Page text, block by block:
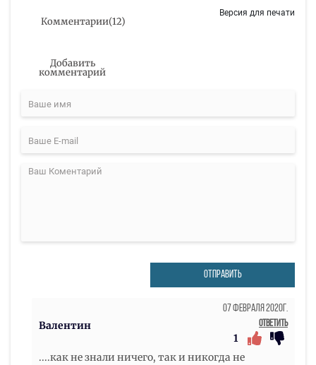
Комментарии(12)
Версия для печати
Добавить
комментарий
ОТПРАВИТЬ
Валентин
07 Февраля 2020г.
Ответить
1
....как не знали ничего, так и никогда не